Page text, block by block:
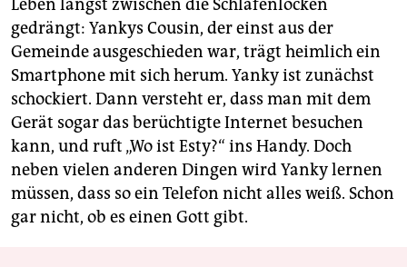
Leben längst zwischen die Schläfenlocken
gedrängt: Yankys Cousin, der einst aus der
Gemeinde ausgeschieden war, trägt heimlich ein
Smartphone mit sich herum. Yanky ist zunächst
schockiert. Dann versteht er, dass man mit dem
Gerät sogar das berüchtigte Internet besuchen
kann, und ruft „Wo ist Esty?“ ins Handy. Doch
neben vielen anderen Dingen wird Yanky lernen
müssen, dass so ein Telefon nicht alles weiß. Schon
gar nicht, ob es einen Gott gibt.